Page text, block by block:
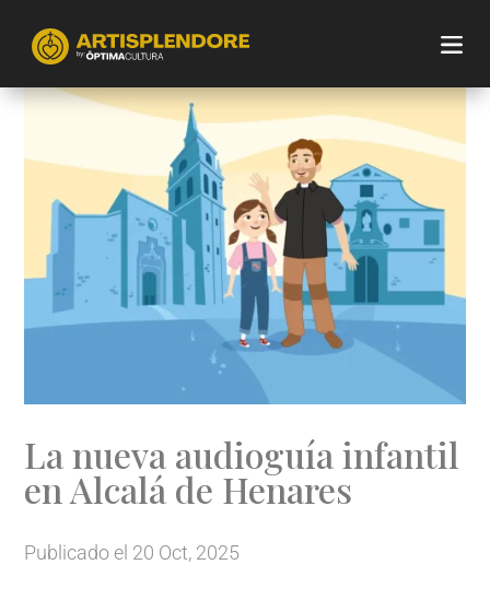
La nueva audioguía infantil
en Alcalá de Henares
Publicado el 20 Oct, 2025